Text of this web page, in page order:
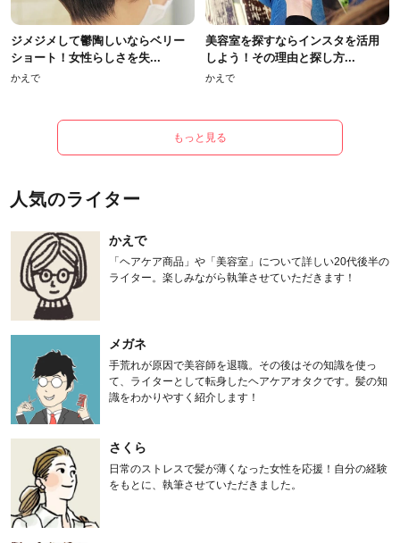
ジメジメして鬱陶しいならベリー
ショート！女性らしさを失...
かえで
美容室を探すならインスタを活用
しよう！その理由と探し方...
かえで
もっと見る
人気のライター
かえで
「ヘアケア商品」や「美容室」について詳しい20代後半の
ライター。楽しみながら執筆させていただきます！
メガネ
手荒れが原因で美容師を退職。その後はその知識を使っ
て、ライターとして転身したヘアケアオタクです。髪の知
識をわかりやすく紹介します！
さくら
日常のストレスで髪が薄くなった女性を応援！自分の経験
をもとに、執筆させていただきました。